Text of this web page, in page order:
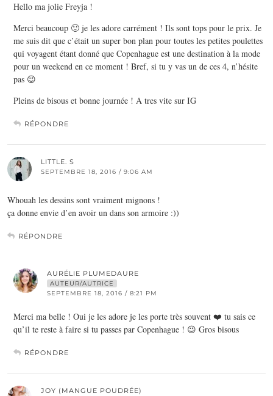
Hello ma jolie Freyja !
Merci beaucoup 🙂 je les adore carrément ! Ils sont tops pour le prix. Je
me suis dit que c’était un super bon plan pour toutes les petites poulettes
qui voyagent étant donné que Copenhague est une destination à la mode
pour un weekend en ce moment ! Bref, si tu y vas un de ces 4, n’hésite
pas 😉
Pleins de bisous et bonne journée ! A tres vite sur IG
RÉPONDRE
LITTLE. S
SEPTEMBRE 18, 2016 / 9:06 AM
Whouah les dessins sont vraiment mignons !
ça donne envie d’en avoir un dans son armoire :))
RÉPONDRE
AURÉLIE PLUMEDAURE
AUTEUR/AUTRICE
SEPTEMBRE 18, 2016 / 8:21 PM
Merci ma belle ! Oui je les adore je les porte très souvent ❤️ tu sais ce
qu’il te reste à faire si tu passes par Copenhague ! 😉 Gros bisous
RÉPONDRE
JOY (MANGUE POUDRÉE)